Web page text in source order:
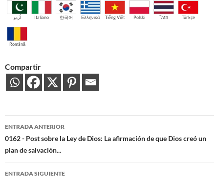
اُردو Italiano 한국어 Ελληνικά Tiếng Việt Polski ไทย Türkçe
Română
Compartir
Navegación
de
entradas
ENTRADA ANTERIOR
0162 - Post sobre la Ley de Dios: La afirmación de que Dios creó un
plan de salvación...
ENTRADA SIGUIENTE